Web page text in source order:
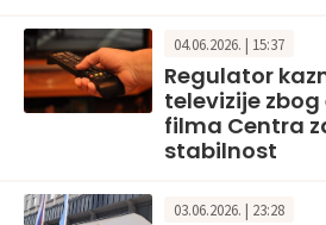
04.06.2026. | 15:37
Regulator
televizije
filma Centra
stabilnost
03.06.2026. | 23:28